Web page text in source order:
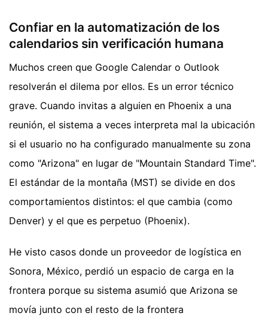
Confiar en la automatización de los
calendarios sin verificación humana
Muchos creen que Google Calendar o Outlook
resolverán el dilema por ellos. Es un error técnico
grave. Cuando invitas a alguien en Phoenix a una
reunión, el sistema a veces interpreta mal la ubicación
si el usuario no ha configurado manualmente su zona
como "Arizona" en lugar de "Mountain Standard Time".
El estándar de la montaña (MST) se divide en dos
comportamientos distintos: el que cambia (como
Denver) y el que es perpetuo (Phoenix).
He visto casos donde un proveedor de logística en
Sonora, México, perdió un espacio de carga en la
frontera porque su sistema asumió que Arizona se
movía junto con el resto de la frontera